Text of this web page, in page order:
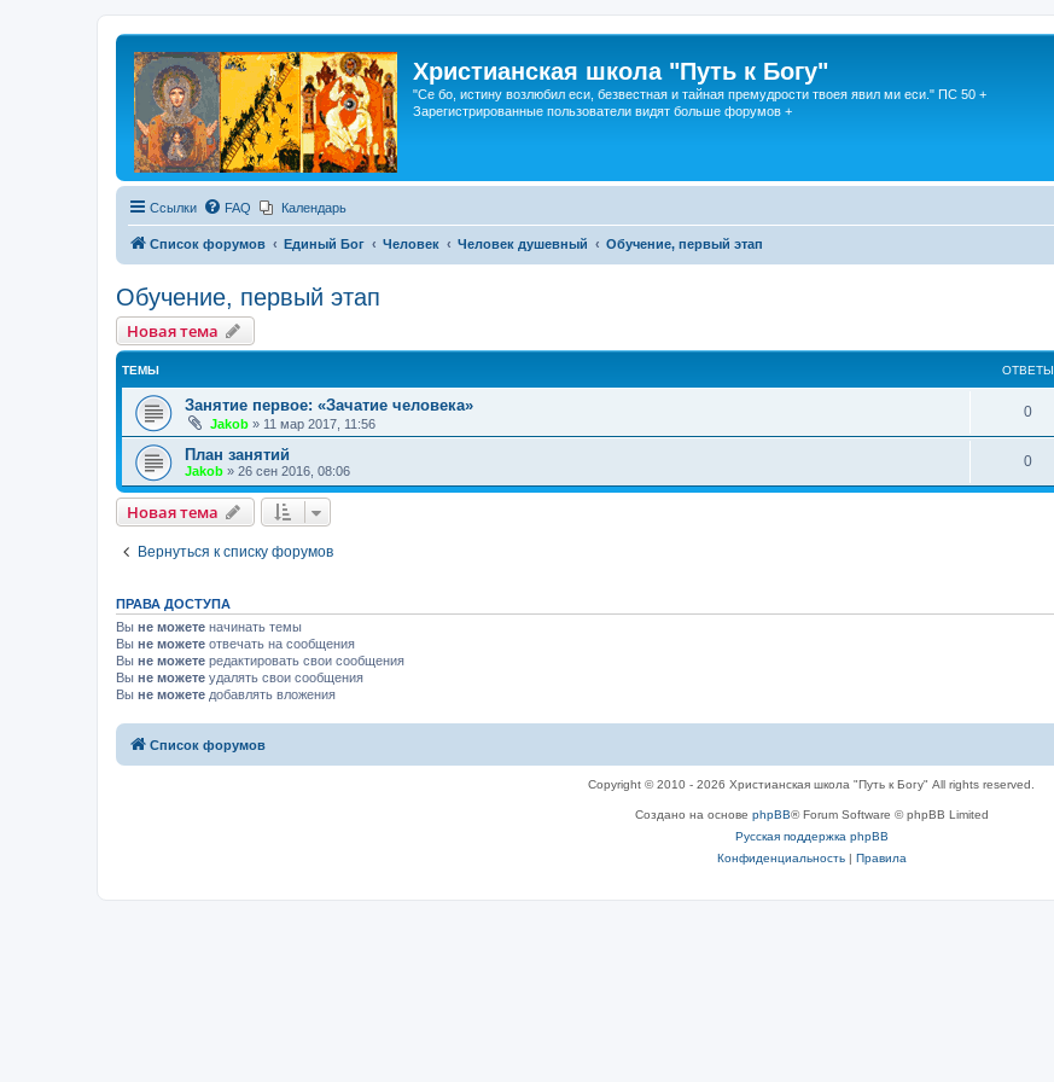
Христианская школа "Путь к Богу"
"Се бо, истину возлюбил еси, безвестная и тайная премудрости твоея явил ми еси." ПС 50 +
Зарегистрированные пользователи видят больше форумов +
Ссылки FAQ Календарь
Список форумов Единый Бог Человек Человек душевный Обучение, первый этап
Обучение, первый этап
Новая тема
ТЕМЫ ОТВЕТЫ
Занятие первое: «Зачатие человека»
Jakob » 11 мар 2017, 11:56
0
План занятий
Jakob » 26 сен 2016, 08:06
0
Новая тема
Вернуться к списку форумов
ПРАВА ДОСТУПА
Вы не можете начинать темы
Вы не можете отвечать на сообщения
Вы не можете редактировать свои сообщения
Вы не можете удалять свои сообщения
Вы не можете добавлять вложения
Список форумов
Copyright © 2010 - 2026 Христианская школа "Путь к Богу" All rights reserved.
Создано на основе phpBB® Forum Software © phpBB Limited
Русская поддержка phpBB
Конфиденциальность| Правила